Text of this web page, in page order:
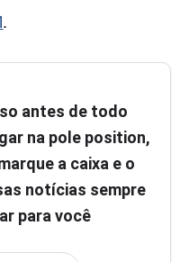
.
antes de todo
na pole position,
a caixa e o
notícias sempre
para você